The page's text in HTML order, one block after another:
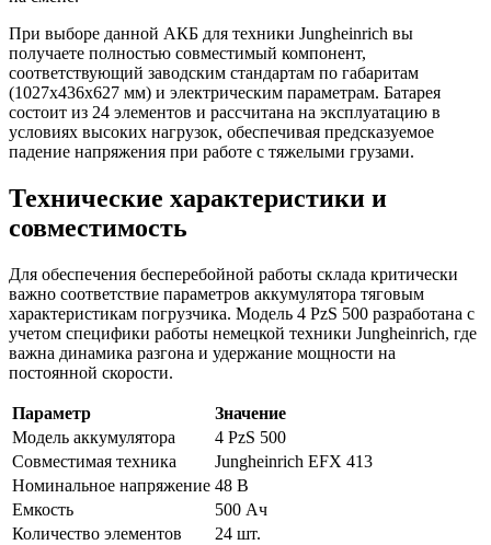
При выборе данной АКБ для техники Jungheinrich вы
получаете полностью совместимый компонент,
соответствующий заводским стандартам по габаритам
(1027x436x627 мм) и электрическим параметрам. Батарея
состоит из 24 элементов и рассчитана на эксплуатацию в
условиях высоких нагрузок, обеспечивая предсказуемое
падение напряжения при работе с тяжелыми грузами.
Технические характеристики и
совместимость
Для обеспечения бесперебойной работы склада критически
важно соответствие параметров аккумулятора тяговым
характеристикам погрузчика. Модель 4 PzS 500 разработана с
учетом специфики работы немецкой техники Jungheinrich, где
важна динамика разгона и удержание мощности на
постоянной скорости.
Параметр
Значение
Модель аккумулятора
4 PzS 500
Совместимая техника
Jungheinrich EFX 413
Номинальное напряжение 48 В
Емкость
500 Ач
Количество элементов
24 шт.